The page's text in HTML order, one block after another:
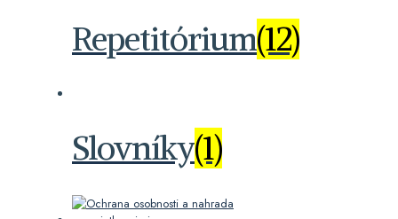
Repetitórium(12)
Slovníky(1)